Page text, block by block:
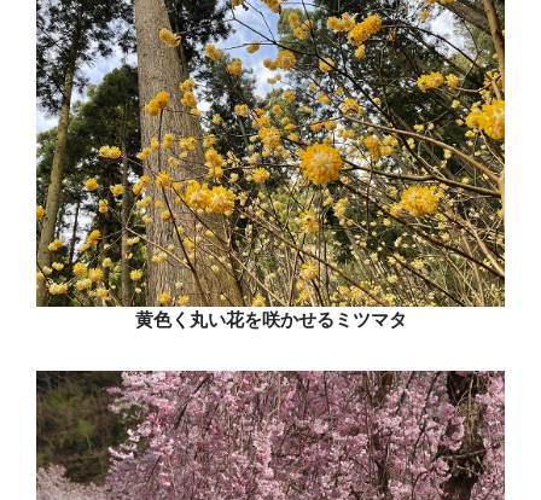
黄色く丸い花を咲かせるミツマタ